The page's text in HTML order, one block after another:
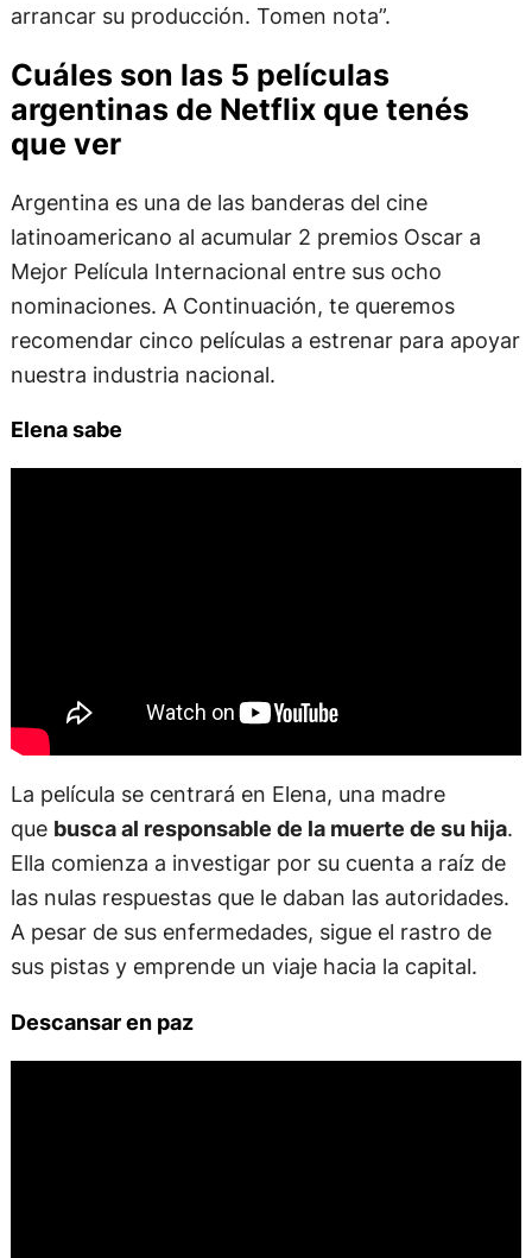
arrancar su producción. Tomen nota”.
Cuáles son las 5 películas
argentinas de Netflix que tenés
que ver
Argentina es una de las banderas del cine
latinoamericano al acumular 2 premios Oscar a
Mejor Película Internacional entre sus ocho
nominaciones. A Continuación, te queremos
recomendar cinco películas a estrenar para apoyar
nuestra industria nacional.
Elena sabe
La película se centrará en Elena, una madre
que busca al responsable de la muerte de su hija.
Ella comienza a investigar por su cuenta a raíz de
las nulas respuestas que le daban las autoridades.
A pesar de sus enfermedades, sigue el rastro de
sus pistas y emprende un viaje hacia la capital.
Descansar en paz